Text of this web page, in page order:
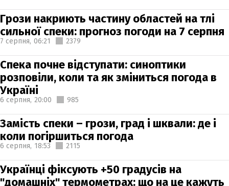
Грози накриють частину областей на тлі
сильної спеки: прогноз погоди на 7 серпня
7 серпня, 06:21 2379
Спека почне відступати: синоптики
розповіли, коли та як зміниться погода в
Україні
6 серпня, 20:00 985
Замість спеки – грози, град і шквали: де і
коли погіршиться погода
6 серпня, 18:53 2115
Українці фіксують +50 градусів на
"домашніх" термометрах: що на це кажуть